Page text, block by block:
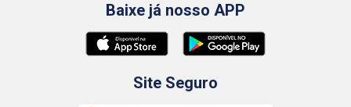
Baixe já nosso APP
Site Seguro